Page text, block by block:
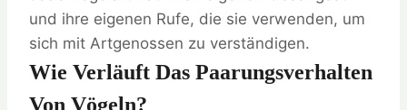
und ihre eigenen Rufe, die sie verwenden, um
sich mit Artgenossen zu verständigen.
Wie Verläuft Das Paarungsverhalten
Von Vögeln?